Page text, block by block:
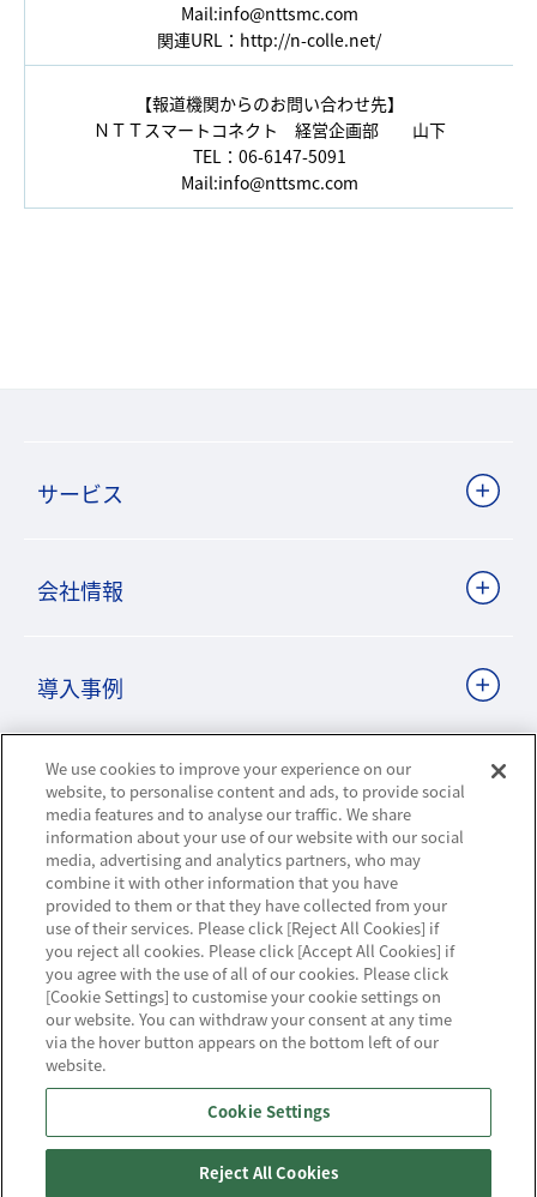
Mail:info@nttsmc.com
関連URL： http://n-colle.net/
【報道機関からのお問い合わせ先】
ＮＴＴスマートコネクト 経営企画部 山下
TEL：06-6147-5091
Mail:info@nttsmc.com
サービス
会社情報
導入事例
ビジネスパートナーサイト
ニュースリリース
お知らせ
お問い合わせ／サポート
ハウジング・クラウド・ストリーミングの
We use cookies to improve your experience on our
website, to personalise content and ads, to provide social
media features and to analyse our traffic. We share
information about your use of our website with our social
media, advertising and analytics partners, who may
combine it with other information that you have
provided to them or that they have collected from your
use of their services. Please click [Reject All Cookies] if
you reject all cookies. Please click [Accept All Cookies] if
you agree with the use of all of our cookies. Please click
[Cookie Settings] to customise your cookie settings on
our website. You can withdraw your consent at any time
via the hover button appears on the bottom left of our
website.
Cookie Settings
Reject All Cookies